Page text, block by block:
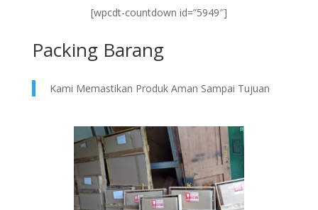
[wpcdt-countdown id=”5949″]
Packing Barang
Kami Memastikan Produk Aman Sampai Tujuan